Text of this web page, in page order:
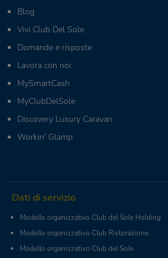
Blog
Vivi Club Del Sole
Domande e risposte
Lavora con noi
MySmartCash
MyClubDelSole
Discovery Luxury Caravan
Workin' Glamp
Dati di servizio
Modello organizzativo Club del Sole Holding
Modello organizzativo Club Ristorazione
Modello organizzativo Club del Sole